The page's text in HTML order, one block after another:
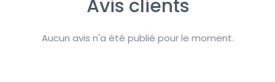
Avis clients
Aucun avis n'a été publié pour le moment.